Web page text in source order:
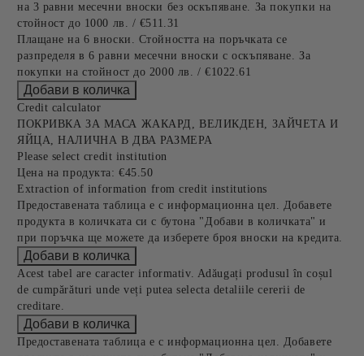
на 3 равни месечни вноски без оскъпяване. За покупки на
стойност до 1000 лв. / €511.31
Плащане на 6 вноски. Стойността на поръчката се
разпределя в 6 равни месечни вноски с оскъпяване. За
покупки на стойност до 2000 лв. / €1022.61
Credit calculator
ПОКРИВКА ЗА МАСА ЖАКАРД, ВЕЛИКДЕН, ЗАЙЧЕТА И
ЯЙЦА, НАЛИЧНА В ДВА РАЗМЕРА
Please select credit institution
Цена на продукта: €45.50
Extraction of information from credit institutions
Предоставената таблица е с информационна цел. Добавете
продукта в количката си с бутона "Добави в количката" и
при поръчка ще можете да изберете броя вноски на кредита.
Acest tabel are caracter informativ. Adăugați produsul în coșul
de cumpărături unde veți putea selecta detaliile cererii de
creditare.
Предоставената таблица е с информационна цел. Добавете